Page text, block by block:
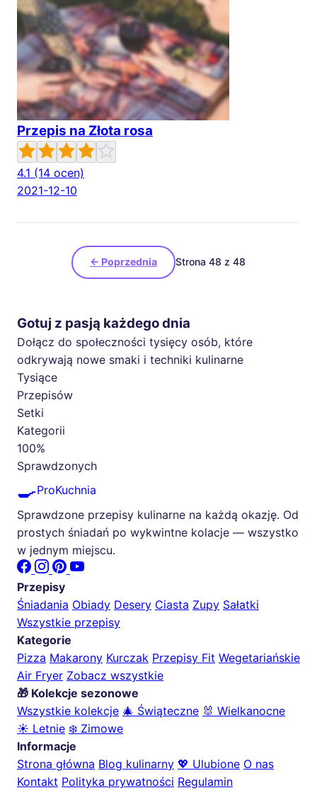
Przepis na Złota rosa
4.1 (14 ocen)
2021-12-10
← Poprzednia Strona 48 z 48
Gotuj z pasją każdego dnia
Dołącz do społeczności tysięcy osób, które
odkrywają nowe smaki i techniki kulinarne
Tysiące
Przepisów
Setki
Kategorii
100%
Sprawdzonych
🍳ProKuchnia
Sprawdzone przepisy kulinarne na każdą okazję. Od
prostych śniadań po wykwintne kolacje — wszystko
w jednym miejscu.
Przepisy
Śniadania Obiady Desery Ciasta Zupy Sałatki
Wszystkie przepisy
Kategorie
Pizza Makarony Kurczak Przepisy Fit Wegetariańskie
Air Fryer Zobacz wszystkie
🎁 Kolekcje sezonowe
Wszystkie kolekcje 🎄 Świąteczne 🐰 Wielkanocne
☀️ Letnie ❄️ Zimowe
Informacje
Strona główna Blog kulinarny 💖 Ulubione O nas
Kontakt Polityka prywatności Regulamin